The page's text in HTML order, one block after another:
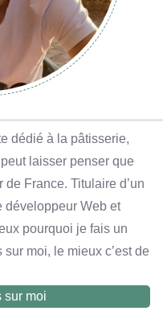
dédié à la pâtisserie,
laisser penser que
France. Titulaire d’un
développeur Web et
pourquoi je fais un
moi, le mieux c’est de
sur moi